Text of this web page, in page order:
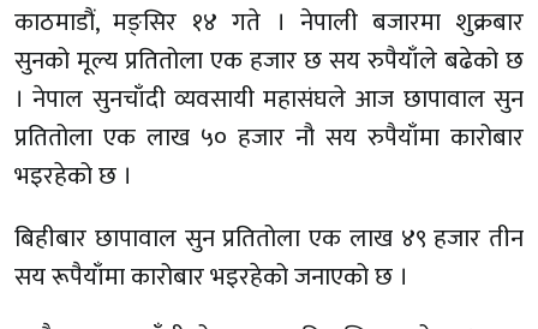
काठमाडौं, मङ्सिर १४ गते । नेपाली बजारमा शुक्रबार
सुनको मूल्य प्रतितोला एक हजार छ सय रुपैयाँले बढेको छ
। नेपाल सुनचाँदी व्यवसायी महासंघले आज छापावाल सुन
प्रतितोला एक लाख ५० हजार नौ सय रुपैयाँमा कारोबार
भइरहेको छ ।
बिहीबार छापावाल सुन प्रतितोला एक लाख ४९ हजार तीन
सय रूपैयाँमा कारोबार भइरहेको जनाएको छ ।